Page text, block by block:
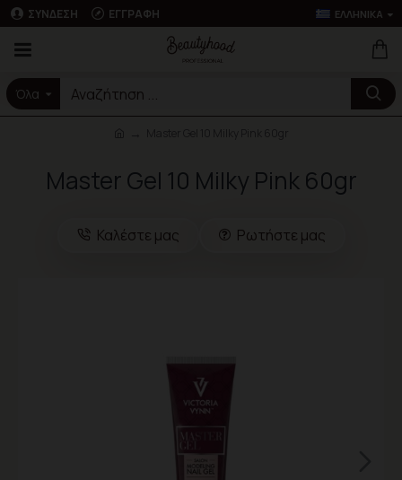
ΣΎΝΔΕΣΗ ΕΓΓΡΑΦΉ ΕΛΛΗΝΙΚΆ
Όλα
Master Gel 10 Milky Pink 60gr
Καλέστε μας Ρωτήστε μας